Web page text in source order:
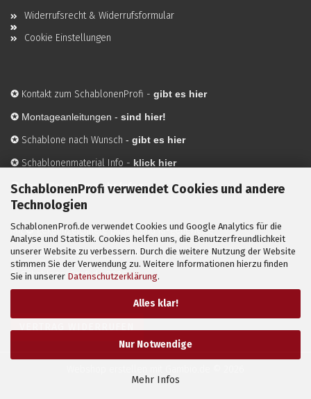
SchablonenProfi verwendet Cookies und andere
Technologien
SchablonenProfi.de verwendet Cookies und Google Analytics für die
Analyse und Statistik. Cookies helfen uns, die Benutzerfreundlichkeit
unserer Website zu verbessern. Durch die weitere Nutzung der Website
stimmen Sie der Verwendung zu. Weitere Informationen hierzu finden
Sie in unserer Datenschutzerklärung.
Alles klar!
Nur Notwendige
Mehr Infos
Widerrufsrecht & Widerrufsformular
Cookie Einstellungen
✪ Kontakt zum SchablonenProfi - gibt es hier
✪ Montageanleitungen - sind hier!
✪ Schablone nach Wunsch - gibt es hier
✪ Schablonenmaterial Info - klick hier
✪Hersteller-hier mehr Infos
Mit ✪ gekennzeichnete Bilder sind KI-generierte
Anwendungsbeispiele zur Visualisierung der Motive.
© SchablonenProfi.de2026